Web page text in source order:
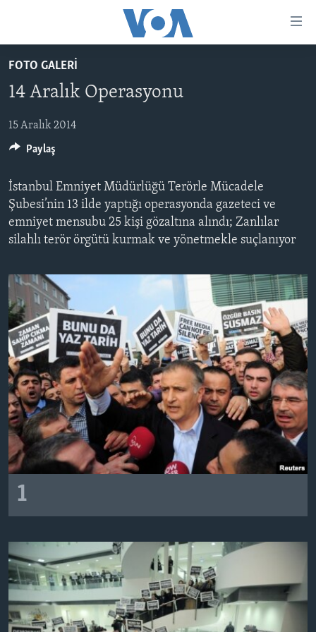
geç
Ana
geç
geç
TÜRKİYE
AMERİKA
ORTADOĞU
ULUSLARARASI
SAĞLIK
EKONOMİ
ÇEVRE
HAYATTAN
SANAT
PROGRAMLAR
AMERİKA'DA YAŞAM
UKRAYNA KRİZİ
YAPAY ZEKA
YORUMLAR
AMERIKA'YA ÖZEL
İNGİLİZCE DERSLERİ
VİDEO GALERİ
FOTO GALERİ
LEARNING ENGLISH
BIZI TAKIP EDIN
Diller
FOTO GALERİ
14 Aralık Operasyonu
15 Aralık 2014
İstanbul Emniyet Müdürlüğü Terörle Mücadele
Şubesi’nin 13 ilde yaptığı operasyonda gazeteci ve
emniyet mensubu 25 kişi gözaltına alındı; Zanlılar
silahlı terör örgütü kurmak ve yönetmekle suçlanıyor
1
Paylaş